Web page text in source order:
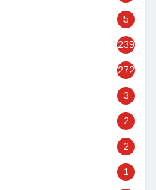
5
239
272
3
2
2
1